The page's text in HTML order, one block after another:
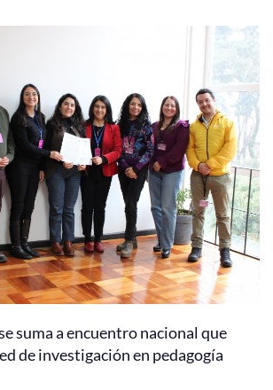
suma a encuentro nacional que
de investigación en pedagogía